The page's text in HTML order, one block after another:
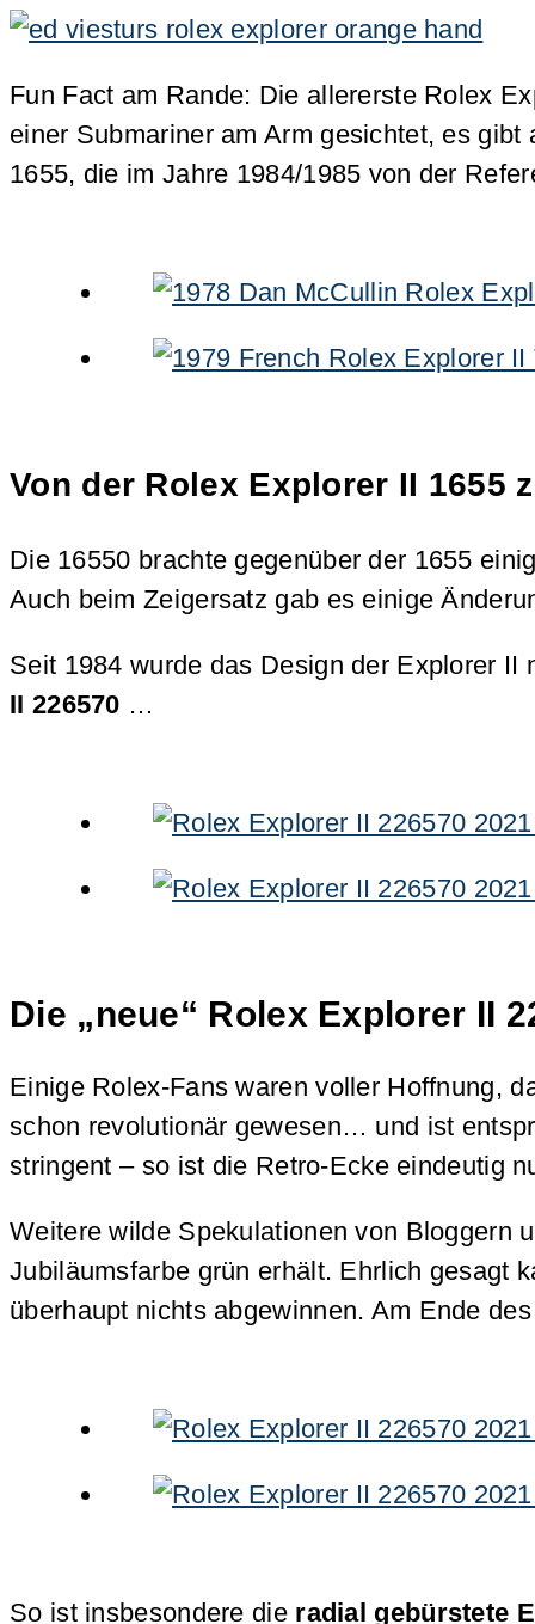
Fun Fact am Rande: Die allererste Rolex
einer Submariner am Arm gesichtet, es
1655, die im Jahre 1984/1985 von der
Von der Rolex Explorer II 1655
Die 16550 brachte gegenüber der 1655
Auch beim Zeigersatz gab es einige
Seit 1984 wurde das Design der Explorer
II 226570 …
Die „neue“ Rolex Explorer II
Einige Rolex-Fans waren voller Hoffnung,
schon revolutionär gewesen… und ist
stringent – so ist die Retro-Ecke eindeutig
Weitere wilde Spekulationen von Bloggern
Jubiläumsfarbe grün erhält. Ehrlich gesagt
überhaupt nichts abgewinnen. Am Ende
So ist insbesondere die radial gebürstete